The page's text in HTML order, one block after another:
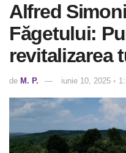
Alfred
Făgetului:
revitalizarea
de M. P. iunie 10, 2025 ◦